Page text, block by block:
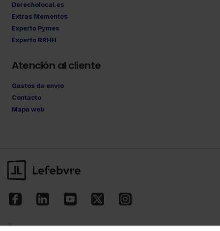
Derecholocal.es
Extras Mementos
Experto Pymes
Experto RRHH
Atención al cliente
Gastos de envío
Contacto
Mapa web